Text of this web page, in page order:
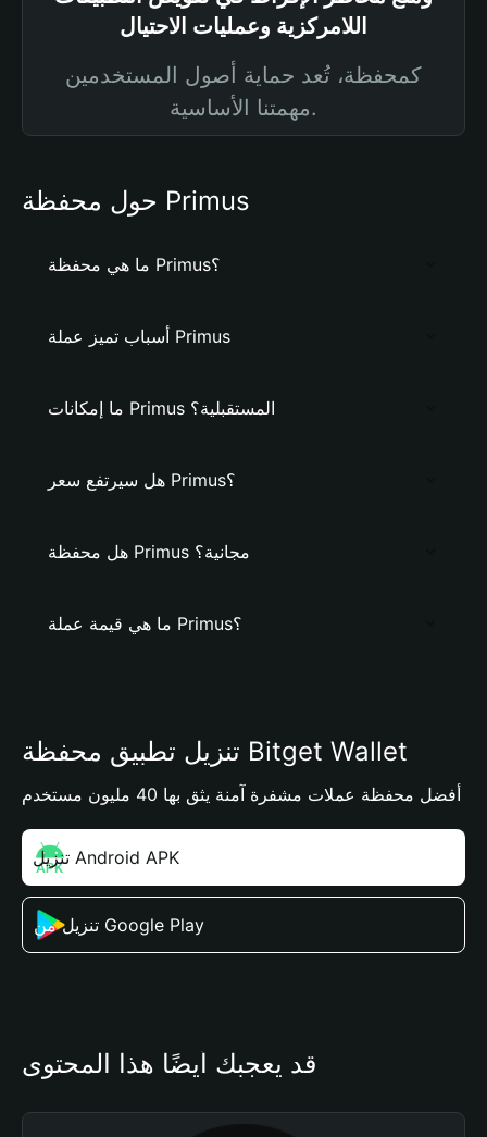
اللامركزية وعمليات الاحتيال
كمحفظة، تُعد حماية أصول المستخدمين
مهمتنا الأساسية.
حول محفظة Primus
ما هي محفظة Primus؟
أسباب تميز عملة Primus
ما إمكانات Primus المستقبلية؟
هل سيرتفع سعر Primus؟
هل محفظة Primus مجانية؟
ما هي قيمة عملة Primus؟
تنزيل تطبيق محفظة Bitget Wallet
أفضل محفظة عملات مشفرة آمنة يثق بها 40 مليون مستخدم
تنزيل Android APK
تنزيل من Google Play
قد يعجبك أيضًا هذا المحتوى